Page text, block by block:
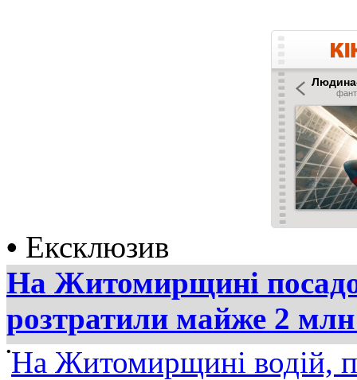
• Ексклюзив
На Житомирщині
розтратили майже 2
•На Житомирщині водій,